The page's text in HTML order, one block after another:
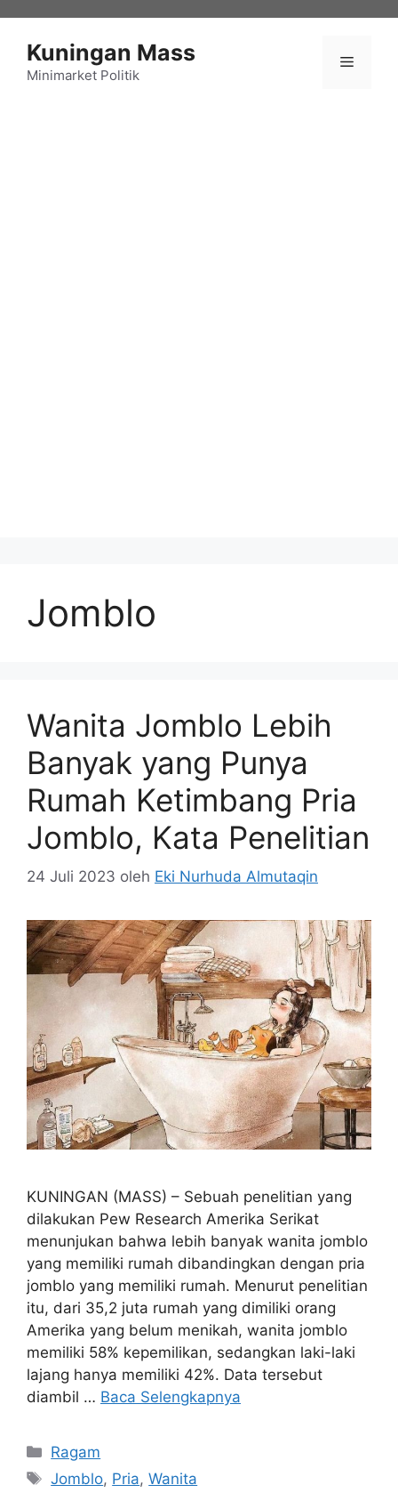
Kuningan Mass
Minimarket Politik
Menu
Jomblo
Wanita Jomblo Lebih
Banyak yang Punya
Rumah Ketimbang Pria
Jomblo, Kata Penelitian
24 Juli 2023 oleh Eki Nurhuda Almutaqin
KUNINGAN (MASS) – Sebuah penelitian yang
dilakukan Pew Research Amerika Serikat
menunjukan bahwa lebih banyak wanita jomblo
yang memiliki rumah dibandingkan dengan pria
jomblo yang memiliki rumah. Menurut penelitian
itu, dari 35,2 juta rumah yang dimiliki orang
Amerika yang belum menikah, wanita jomblo
memiliki 58% kepemilikan, sedangkan laki-laki
lajang hanya memiliki 42%. Data tersebut
diambil … Baca Selengkapnya
Kategori
Ragam
Tag
Jomblo, Pria,Wanita